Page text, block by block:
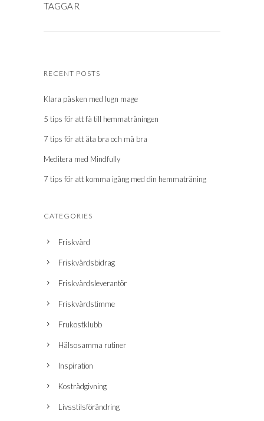
RECENT POSTS
Klara påsken med lugn mage
5 tips för att få till hemmaträningen
7 tips för att äta bra och må bra
Meditera med Mindfully
7 tips för att komma igång med din hemmaträning
CATEGORIES
Friskvård
Friskvårdsbidrag
Friskvårdsleverantör
Friskvårdstimme
Frukostklubb
Hälsosamma rutiner
Inspiration
Kostrådgivning
Livsstilsförändring